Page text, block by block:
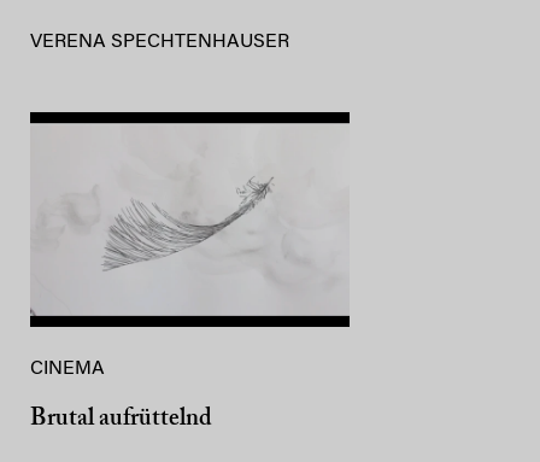
VERENA SPECHTENHAUSER
CINEMA
Brutal aufrüttelnd